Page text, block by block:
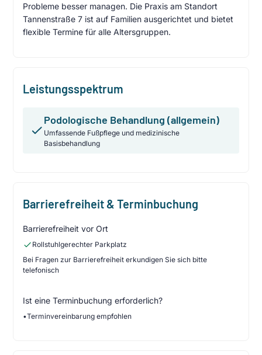
Probleme besser managen. Die Praxis am Standort
Tannenstraße 7 ist auf Familien ausgerichtet und bietet
flexible Termine für alle Altersgruppen.
Leistungsspektrum
Podologische Behandlung (allgemein)
Umfassende Fußpflege und medizinische
Basisbehandlung
Barrierefreiheit & Terminbuchung
Barrierefreiheit vor Ort
Rollstuhlgerechter Parkplatz
Bei Fragen zur Barrierefreiheit erkundigen Sie sich bitte
telefonisch
Ist eine Terminbuchung erforderlich?
•Terminvereinbarung empfohlen